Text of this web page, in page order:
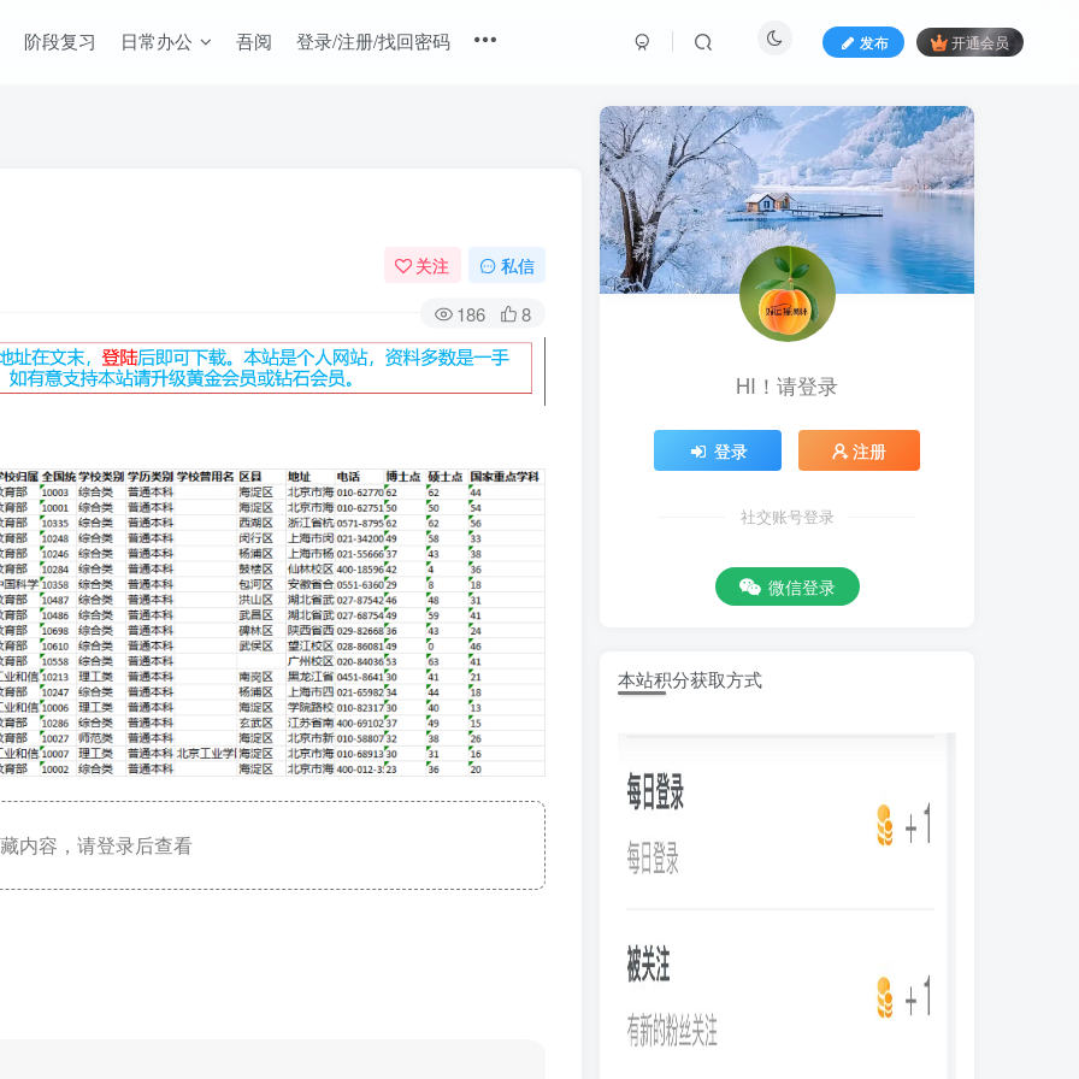
阶段复习 日常办公 吾阅 登录/注册/找回密码 发布 开通会员
关注 私信
186 8
内容，请登录后查看
HI！请登录
登录 注册
社交账号登录
微信登录
本站积分获取方式